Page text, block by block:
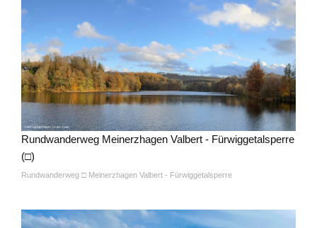
Rundwanderweg Meinerzhagen Valbert - Fürwiggetalsperre
(□)
Rundwanderweg □ Meinerzhagen Valbert - Fürwiggetalsperre